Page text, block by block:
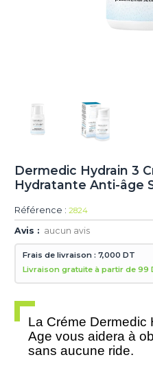
Dermedic Hydrain 3
Hydratante Anti-âge
Référence : 2824
Avis : aucun avis
Frais de livraison : 7,000 DT
Livraison gratuite à partir de 99
La Créme Dermedic
Age vous aidera à
sans aucune ride.